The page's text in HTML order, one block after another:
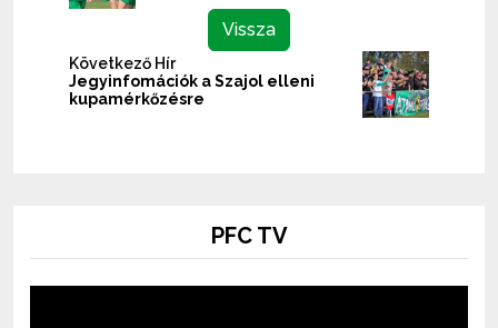
Vissza
Következő Hír
Jegyinfomációk a Szajol elleni
kupamérkőzésre
PFC TV